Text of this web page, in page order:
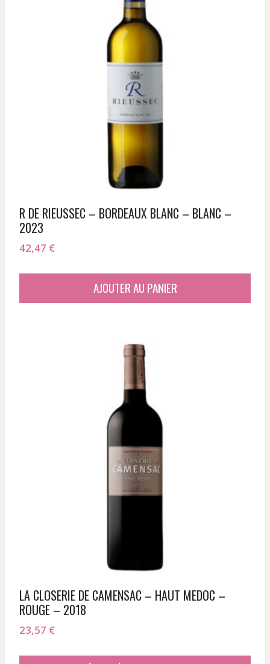
R DE RIEUSSEC – BORDEAUX BLANC – BLANC –
2023
42,47 €
AJOUTER AU PANIER
LA CLOSERIE DE CAMENSAC – HAUT MEDOC –
ROUGE – 2018
23,57 €